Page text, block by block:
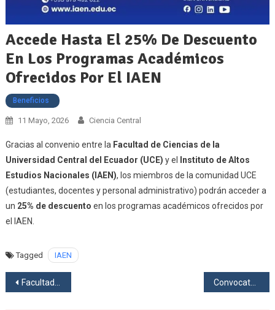
Accede Hasta El 25% De Descuento
En Los Programas Académicos
Ofrecidos Por El IAEN
Beneficios
11 Mayo, 2026 Ciencia Central
Gracias al convenio entre la Facultad de Ciencias de la
Universidad Central del Ecuador (UCE) y el
Instituto de Altos
Estudios Nacionales (IAEN), los miembros de la comunidad UCE
(estudiantes, docentes y personal administrativo) podrán acceder a
un 25% de descuento en los programas académicos ofrecidos por
el IAEN.
Tagged IAEN
Navegación
Facultad de Ciencias aporta a la capacitación en Inteligencia Artificial del personal rural en salud Convocatoria Elecciones UCE 2026